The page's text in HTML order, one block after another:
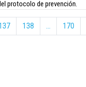
protocolo de prevención.
138 … 170